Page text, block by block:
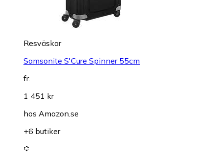
Resväskor
Samsonite S'Cure Spinner 55cm
fr.
1 451 kr
hos Amazon.se
+6 butiker